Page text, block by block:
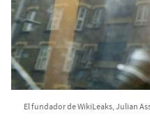
El fundador de WikiLeaks, Julian